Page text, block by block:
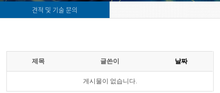
견적 및 기술 문의
제목 글쓴이 날짜
게시물이 없습니다.